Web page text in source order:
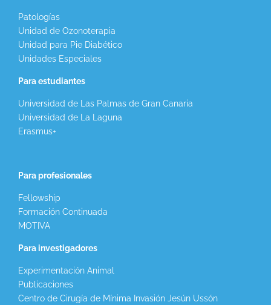
Patologías
Unidad de Ozonoterapia
Unidad para Pie Diabético
Unidades Especiales
Para estudiantes
Universidad de Las Palmas de Gran Canaria
Universidad de La Laguna
Erasmus+
Para profesionales
Fellowship
Formación Continuada
MOTIVA
Para investigadores
Experimentación Animal
Publicaciones
Centro de Cirugía de Mínima Invasión Jesún Ussón